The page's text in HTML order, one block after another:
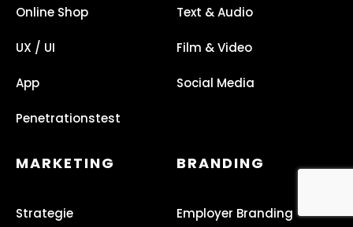
Online Shop
UX / UI
App
Penetrationstest
Text & Audio
Film & Video
Social Media
MARKETING
Strategie
BRANDING
Employer Branding